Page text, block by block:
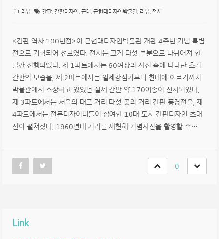
리뷰 간판 간판디자인 근대 근현대디자인박물관 리뷰 전시
<간판 역사 100년전>이 근현대디자인박물관 개관 4주년 기념 특별
전으로 기획되어 선보였다. 전시는 크게 다섯 부분으로 나뉘어져 한
달간 진행되었다. 제 1파트에서는 60여장의 사진 속에 나타난 초기
간판의 모습을, 제 2파트에서는 일제강점기부터 현대에 이르기까지
박물관에서 소장하고 있었던 실제 간판 약 170여종이 전시되었다.
제 3파트에서는 서울의 대표 거리 다섯 곳의 거리 간판 풍경전을, 제
4파트에서는 전문디자이너들이 참여한 10대 도시 간판디자인 초대
전이 펼쳐졌다. 1960년대 거리를 재현해 기념사진을 촬영할 수…
0
Link